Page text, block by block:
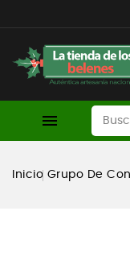

Inicio Grupo De